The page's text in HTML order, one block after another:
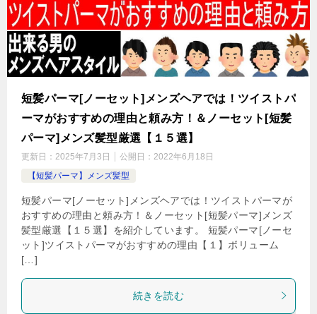
短髪パーマ[ノーセット]メンズヘアでは！ツイストパ
ーマがおすすめの理由と頼み方！＆ノーセット[短髪
パーマ]メンズ髪型厳選【１５選】
更新日： 2025年7月3日 公開日： 2022年6月18日
【短髪パーマ】メンズ髪型
短髪パーマ[ノーセット]メンズヘアでは！ツイストパーマが
おすすめの理由と頼み方！＆ノーセット[短髪パーマ]メンズ
髪型厳選【１５選】を紹介しています。 短髪パーマ[ノーセ
ット]ツイストパーマがおすすめの理由【１】ボリューム
[…]
続きを読む